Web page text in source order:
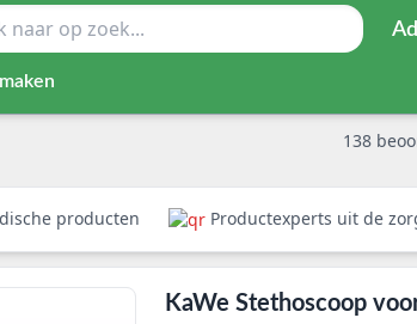
138
producten Productexperts uit de
KaWe Stethoscoop